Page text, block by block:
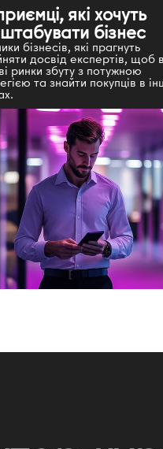
які хочуть
бізнес
бізнесів, які прагнуть
досвід експертів, щоб
ринки збуту з потужною
та знайти покупців в